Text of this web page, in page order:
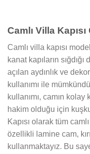
Camlı Villa
Camlı villa kapısı
kanat kapıların
açılan aydınlık ve
kullanımı ile
kullanımı, camın
hakim olduğu için
Kapısı olarak tüm
özellikli lamine cam,
kullanmaktayız. Bu